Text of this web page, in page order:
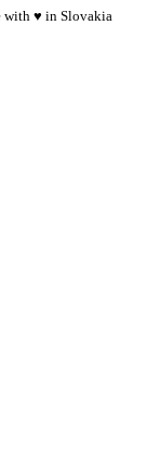
with ♥ in Slovakia